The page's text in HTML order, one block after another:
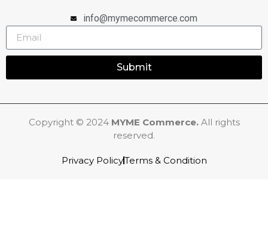
info@mymecommerce.com
Submit
Copyright © 2024 MYME Commerce.All rights
reserved.
Privacy PolicyTerms & Condition